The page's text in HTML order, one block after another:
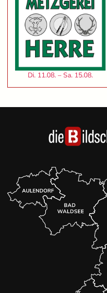
Di. 11.08. – Sa. 15.08.